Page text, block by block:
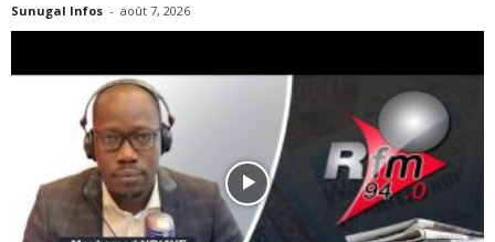
Sunugal Infos - août 7, 2026